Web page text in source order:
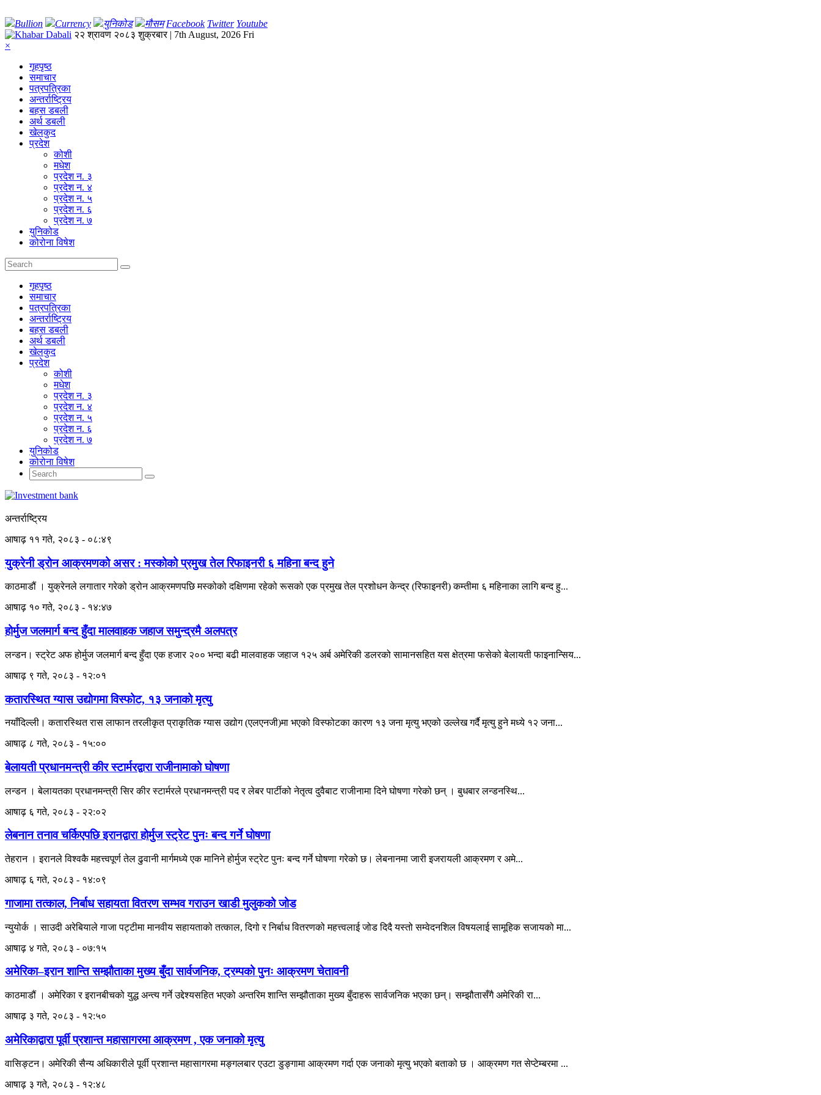
Bullion Currency युनिकोड मौसम Facebook Twitter Youtube
२२ श्रावण २०८३ शुक्रबार | 7th August, 2026 Fri
×
गृहपृष्‍ठ
समाचार
पत्रपत्रिका
अन्तर्राष्ट्रिय
बहस डबली
अर्थ डबली
खेलकुद
प्रदेश
कोशी
मधेश
प्रदेश न. ३
प्रदेश न. ४
प्रदेश न. ५
प्रदेश न. ६
प्रदेश न. ७
युनिकोड
कोरोना विषेश
गृहपृष्‍ठ
समाचार
पत्रपत्रिका
अन्तर्राष्ट्रिय
बहस डबली
अर्थ डबली
खेलकुद
प्रदेश
कोशी
मधेश
प्रदेश न. ३
प्रदेश न. ४
प्रदेश न. ५
प्रदेश न. ६
प्रदेश न. ७
युनिकोड
कोरोना विषेश
अन्तर्राष्ट्रिय
आषाढ़ ११ गते, २०८३ - ०८:४९
युक्रेनी ड्रोन आक्रमणको असर : मस्कोको प्रमुख तेल रिफाइनरी ६ महिना बन्द हुने
काठमाडौं । युक्रेनले लगातार गरेको ड्रोन आक्रमणपछि मस्कोको दक्षिणमा रहेको रूसको एक प्रमुख तेल प्रशोधन केन्द्र (रिफाइनरी) कम्तीमा ६ महिनाका लागि बन्द हु...
आषाढ़ १० गते, २०८३ - १४:४७
होर्मुज जलमार्ग बन्द हुँदा मालवाहक जहाज समुन्द्रमै अलपत्र
लन्डन। स्ट्रेट अफ होर्मुज जलमार्ग बन्द हुँदा एक हजार २०० भन्दा बढी मालवाहक जहाज १२५ अर्ब अमेरिकी डलरको सामानसहित यस क्षेत्रमा फसेको बेलायती फाइनान्सिय...
आषाढ़ ९ गते, २०८३ - १२:०१
कतारस्थित ग्यास उद्योगमा विस्फोट, १३ जनाको मृत्यु
नयाँदिल्ली। कतारस्थित रास लाफान तरलीकृत प्राकृतिक ग्यास उद्योग (एलएनजी)मा भएको विस्फोटका कारण १३ जना मृत्यु भएको उल्लेख गर्दै मृत्यु हुने मध्ये १२ जना...
आषाढ़ ८ गते, २०८३ - १५:००
बेलायती प्रधानमन्त्री कीर स्टार्मरद्वारा राजीनामाको घोषणा
लन्डन । बेलायतका प्रधानमन्त्री सिर कीर स्टार्मरले प्रधानमन्त्री पद र लेबर पार्टीको नेतृत्व दुवैबाट राजीनामा दिने घोषणा गरेको छन् । बुधबार लन्डनस्थि...
आषाढ़ ६ गते, २०८३ - २२:०२
लेबनान तनाव चर्किएपछि इरानद्वारा होर्मुज स्ट्रेट पुनः बन्द गर्ने घोषणा
तेहरान । इरानले विश्वकै महत्त्वपूर्ण तेल ढुवानी मार्गमध्ये एक मानिने होर्मुज स्ट्रेट पुनः बन्द गर्ने घोषणा गरेको छ। लेबनानमा जारी इजरायली आक्रमण र अमे...
आषाढ़ ६ गते, २०८३ - १४:०९
गाजामा तत्काल, निर्बाध सहायता वितरण सम्भव गराउन खाडी मुलुकको जोड
न्युयोर्क । साउदी अरेबियाले गाजा पट्टीमा मानवीय सहायताको तत्काल, दिगो र निर्बाध वितरणको महत्त्वलाई जोड दिदै यस्तो सम्वेदनशिल विषयलाई सामूहिक सजायको मा...
आषाढ़ ४ गते, २०८३ - ०७:१५
अमेरिका–इरान शान्ति सम्झौताका मुख्य बुँदा सार्वजनिक, ट्रम्पको पुनः आक्रमण चेतावनी
काठमाडौं । अमेरिका र इरानबीचको युद्ध अन्त्य गर्ने उद्देश्यसहित भएको अन्तरिम शान्ति सम्झौताका मुख्य बुँदाहरू सार्वजनिक भएका छन्। सम्झौतासँगै अमेरिकी रा...
आषाढ़ ३ गते, २०८३ - १२:५०
अमेरिकाद्वारा पूर्वी प्रशान्त महासागरमा आक्रमण , एक जनाको मृत्यु
वासिङ्टन। अमेरिकी सैन्य अधिकारीले पूर्वी प्रशान्त महासागरमा मङ्गलबार एउटा डुङ्गामा आक्रमण गर्दा एक जनाको मृत्यु भएको बताको छ । आक्रमण गत सेप्टेम्बरमा ...
आषाढ़ ३ गते, २०८३ - १२:४८